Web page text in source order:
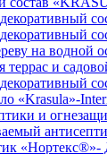
на водной
террас и
«Krasula»-
и